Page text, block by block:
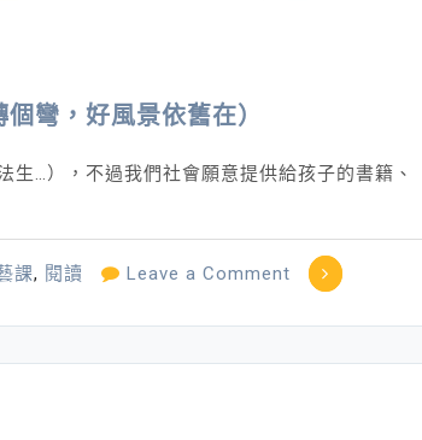
彎，好風景依舊在）
生…），不過我們社會願意提供給孩子的書籍、
課, 閱讀 Leave a Comment on
的